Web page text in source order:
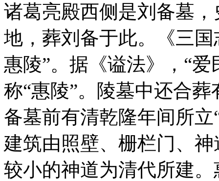
诸葛亮殿西侧是刘备墓
地，葬刘备于此。《三
惠陵”。据《谥法》，“爱
称“惠陵”。陵墓中还合
备墓前有清乾隆年间所
建筑由照壁、栅栏门、
较小的神道为清代所建